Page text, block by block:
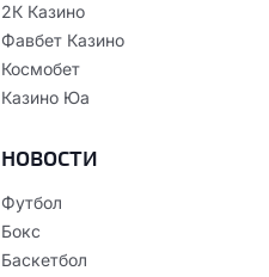
2К Казино
Фавбет Казино
Космобет
Казино Юа
НОВОСТИ
Футбол
Бокс
Баскетбол